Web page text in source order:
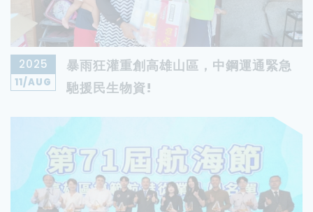
2025
11/AUG
暴雨狂灌重創高雄山區，中鋼運通緊急
馳援民生物資!